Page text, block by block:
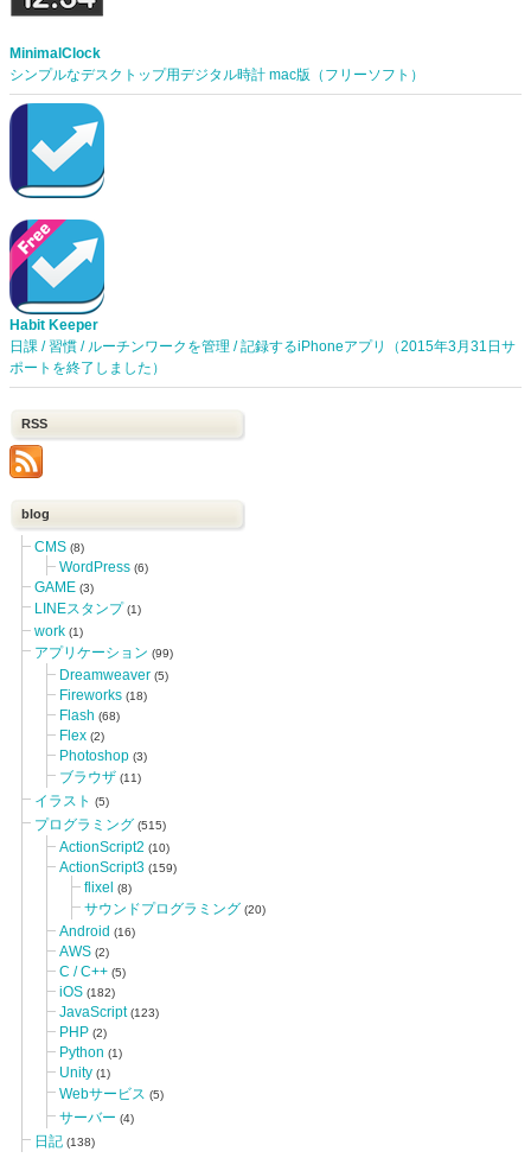
MinimalClock
シンプルなデスクトップ用デジタル時計 mac版（フリーソフト）
Habit Keeper
日課 / 習慣 / ルーチンワークを管理 / 記録するiPhoneアプリ（2015年3月31日サ
ポートを終了しました）
RSS
blog
CMS (8)
WordPress (6)
GAME (3)
LINEスタンプ (1)
work (1)
アプリケーション (99)
Dreamweaver (5)
Fireworks (18)
Flash (68)
Flex (2)
Photoshop (3)
ブラウザ (11)
イラスト (5)
プログラミング (515)
ActionScript2 (10)
ActionScript3 (159)
flixel (8)
サウンドプログラミング (20)
Android (16)
AWS (2)
C / C++ (5)
iOS (182)
JavaScript(123)
PHP (2)
Python (1)
Unity (1)
Webサービス (5)
サーバー (4)
日記 (138)